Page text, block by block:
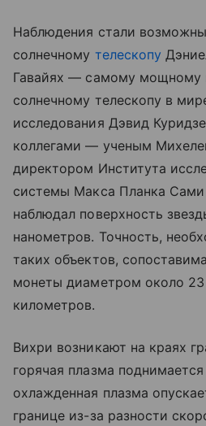
Наблюдения стали
солнечному телескопу
Гавайях — самому мощному
солнечному телескопу в
исследования Дэвид
коллегами — ученым
директором Института
системы Макса Планка
наблюдал поверхность
нанометров. Точность,
таких объектов,
монеты диаметром около
километров.
Вихри возникают на краях
горячая плазма
охлажденная плазма
границе из-за разности